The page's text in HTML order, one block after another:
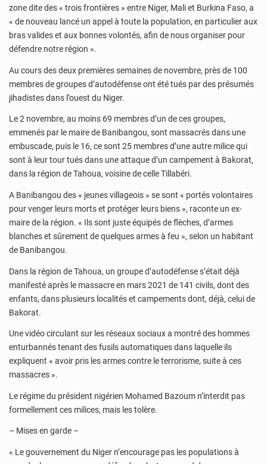
zone dite des « trois frontières » entre Niger, Mali et Burkina Faso, a
« de nouveau lancé un appel à toute la population, en particulier aux
bras valides et aux bonnes volontés, afin de nous organiser pour
défendre notre région ».
Au cours des deux premières semaines de novembre, près de 100
membres de groupes d’autodéfense ont été tués par des présumés
jihadistes dans l’ouest du Niger.
Le 2 novembre, au moins 69 membres d’un de ces groupes,
emmenés par le maire de Banibangou, sont massacrés dans une
embuscade, puis le 16, ce sont 25 membres d’une autre milice qui
sont à leur tour tués dans une attaque d’un campement à Bakorat,
dans la région de Tahoua, voisine de celle Tillabéri.
A Banibangou des « jeunes villageois » se sont « portés volontaires
pour venger leurs morts et protéger leurs biens », raconte un ex-
maire de la région. « Ils sont juste équipés de flèches, d’armes
blanches et sûrement de quelques armes à feu », selon un habitant
de Banibangou.
Dans la région de Tahoua, un groupe d’autodéfense s’était déjà
manifesté après le massacre en mars 2021 de 141 civils, dont des
enfants, dans plusieurs localités et campements dont, déjà, celui de
Bakorat.
Une vidéo circulant sur les réseaux sociaux a montré des hommes
enturbannés tenant des fusils automatiques dans laquelle ils
expliquent « avoir pris les armes contre le terrorisme, suite à ces
massacres ».
Le régime du président nigérien Mohamed Bazoum n’interdit pas
formellement ces milices, mais les tolère.
– Mises en garde –
« Le gouvernement du Niger n’encourage pas les populations à